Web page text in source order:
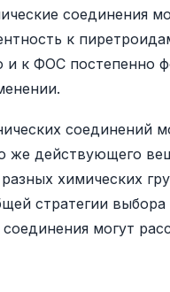
соединения
к
к ФОС постепенно
соединений
же действующего
химических
стратегии
могут